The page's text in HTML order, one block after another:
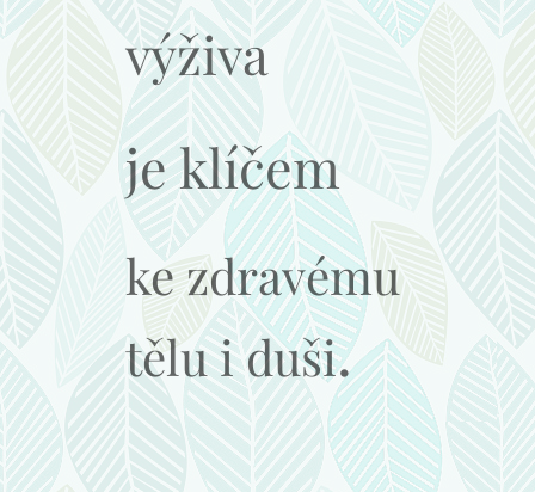
výživa
je klíčem
ke zdravému
tělu i duši.